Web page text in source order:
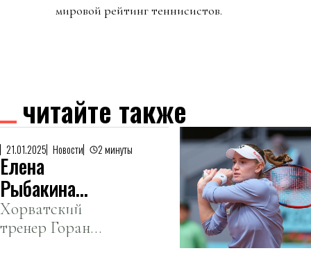
мировой рейтинг теннисистов.
читайте также
21.01.2025 Новости 2 минуты
Елена
Рыбакина
завершила
сотрудничество
Хорватский
тренер Горан